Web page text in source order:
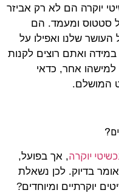
יוקרה הם לא רק אביזר
סטטוס ומעמד. הם
שלנו ואפילו על
ואתם רוצים לקנות
אחר, כדאי
המושלם.
יוקרה, אך בפועל,
בדיוק. לכן נשאלת
יוקרתיים ומיוחדים?